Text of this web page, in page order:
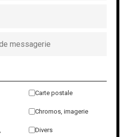
Carte postale
Chromos, imagerie
Divers